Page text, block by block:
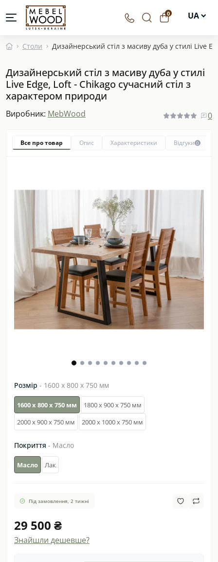
0 UA
PL
Столи Дизайнерський стіл з масиву дуба у стилі Live
Дизайнерський стіл з масиву дуба у стилі
Live Edge, Loft - Chikago сучасний стіл з
характером природи
Виробник: MebWood 0
Все про товар Опис Характеристики Відгуки 0
Розмір - 1600 х 800 x 750 мм
1600 х 800 x 750 мм
1800 х 900 х 750 мм
2000 х 900 х 750 мм
2000 х 1000 х 750 мм
Покриття - Масло
Масло Лак
Під замовлення, 2 тижні
29 500 ₴
Знайшли дешевше?